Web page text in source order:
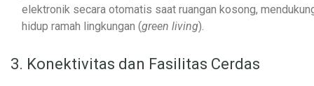
elektronik secara otomatis saat ruangan kosong,
hidup ramah lingkungan (green living).
3. Konektivitas dan Fasilitas Cerdas